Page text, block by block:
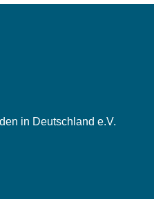
in Deutschland e.V.